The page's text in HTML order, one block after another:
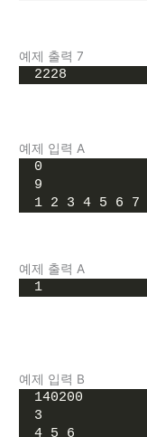
예제 출력 7
2228
예제 입력 A
0
9
1 2 3 4 5 6 7
예제 출력 A
1
예제 입력 B
140200
3
4 5 6